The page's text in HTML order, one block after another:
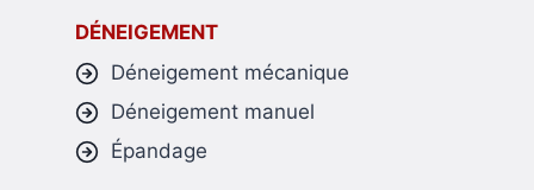
DÉNEIGEMENT
Déneigement mécanique
Déneigement manuel
Épandage